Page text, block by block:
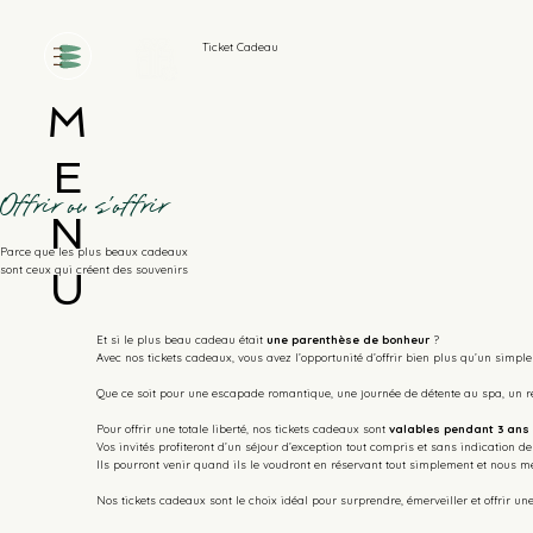
M
E
N
U
Ticket Cadeau
Offrir ou s'offrir
Parce que les plus beaux cadeaux
sont ceux qui créent des souvenirs
Et si le plus beau cadeau était une parenthèse de bonheur?
Avec nos tickets cadeaux, vous avez l’opportunité d’offrir bien plus qu’un
Que ce soit pour une escapade romantique, une journée de détente au spa,
Pour offrir une totale liberté, nos tickets cadeaux sont valables pendant 3 ans
Vos invités profiteront d’un séjour d’exception tout compris et sans indication de
Ils pourront venir quand ils le voudront en réservant tout simplement et nous
Nos tickets cadeaux sont le choix idéal pour surprendre, émerveiller et offrir